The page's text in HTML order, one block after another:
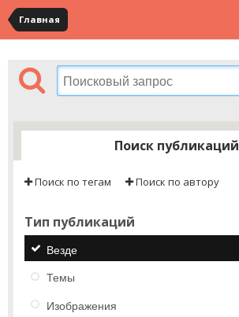
Главная
Поиск публикаций
Поиск по тегам Поиск по автору
Тип публикаций
Везде
Темы
Изображения